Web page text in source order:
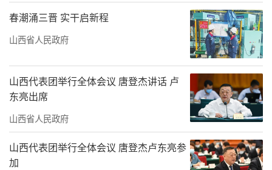
春潮涌三晋 实干启新程
山西省人民政府
山西代表团举行全体会议 唐登杰讲话 卢
东亮出席
山西省人民政府
山西代表团举行全体会议 唐登杰卢东亮参
加